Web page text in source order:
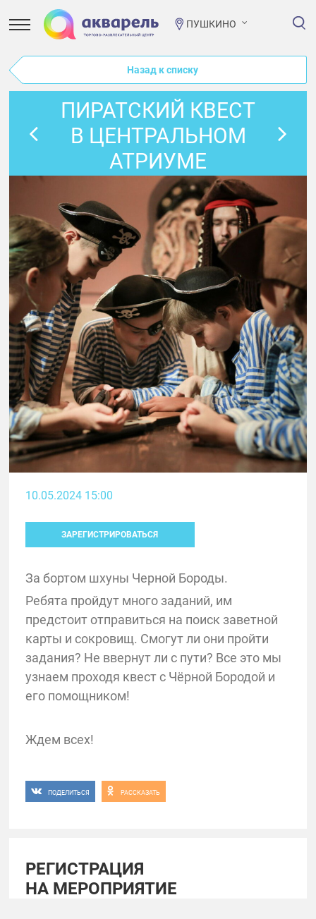
ПУШКИНО
Назад к списку
ПИРАТСКИЙ КВЕСТ
В ЦЕНТРАЛЬНОМ
АТРИУМЕ
10.05.2024 15:00
ЗАРЕГИСТРИРОВАТЬСЯ
За бортом шхуны Черной Бороды.
Ребята пройдут много заданий, им
предстоит отправиться на поиск заветной
карты и сокровищ. Смогут ли они пройти
задания? Не ввернут ли с пути? Все это мы
узнаем проходя квест с Чёрной Бородой и
его помощником!
Ждем всех!
ПОДЕЛИТЬСЯ РАССКАЗАТЬ
РЕГИСТРАЦИЯ
НА МЕРОПРИЯТИЕ